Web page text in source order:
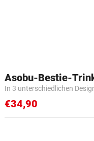
Asobu-Bestie-
In 3 unterschiedlichen
€34,90